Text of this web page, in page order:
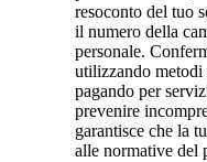
resoconto del tuo
il numero della
personale.
utilizzando metodi
pagando per
prevenire
garantisce che la
alle normative del